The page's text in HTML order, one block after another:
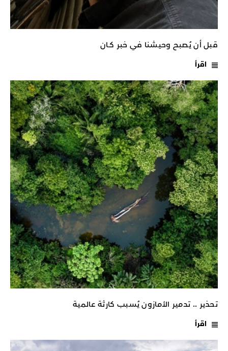
قبل أن يُصبح وحيشنا في خبر كـان
اقرأ
تحذير .. تدمير الأمازون يُسبب كارثة عالمية
اقرأ